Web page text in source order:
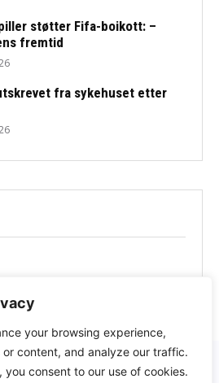
your browsing experience,
content, and analyze our traffic.
you consent to our use of cookies.
støtter Fifa-boikott: –
fremtid
fra sykehuset etter